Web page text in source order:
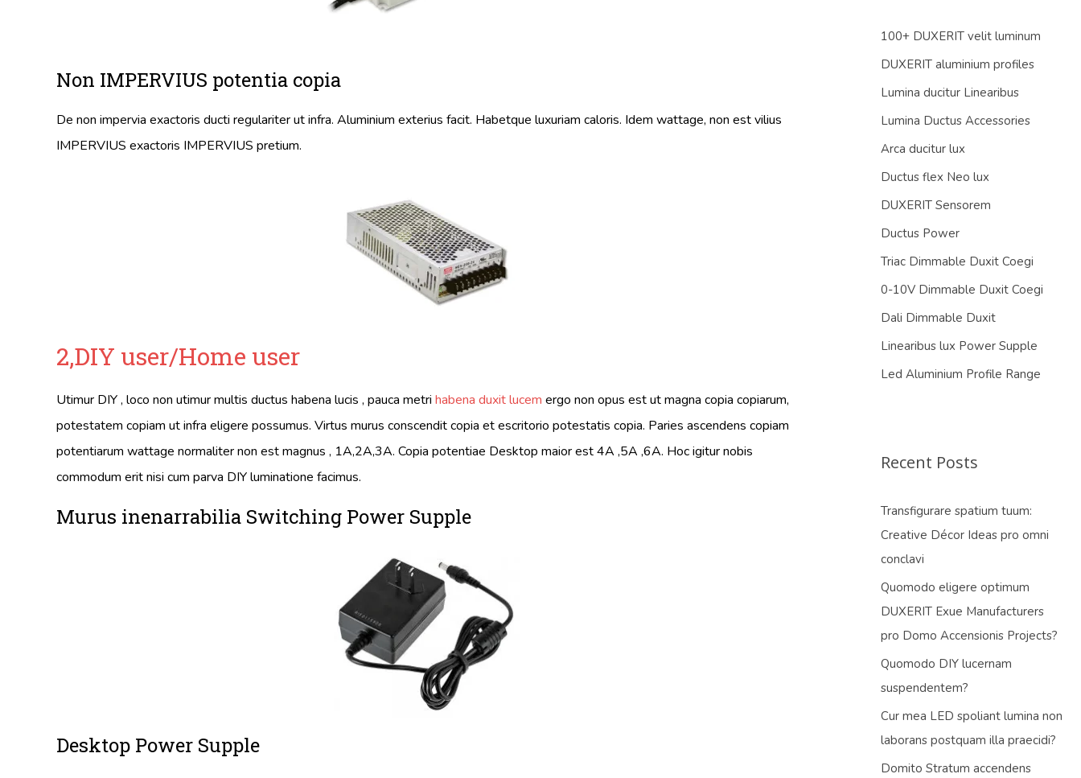
Non IMPERVIUS potentia copia
De non impervia exactoris ducti regulariter ut infra. Aluminium exterius facit. Habetque luxuriam caloris. Idem wattage, non est vilius
IMPERVIUS exactoris IMPERVIUS pretium.
2,DIY user/Home user
Utimur DIY , loco non utimur multis ductus habena lucis , pauca metri habena duxit lucem ergo non opus est ut magna copia copiarum,
potestatem copiam ut infra eligere possumus. Virtus murus conscendit copia et escritorio potestatis copia. Paries ascendens copiam
potentiarum wattage normaliter non est magnus , 1A,2A,3A. Copia potentiae Desktop maior est 4A ,5A ,6A. Hoc igitur nobis
commodum erit nisi cum parva DIY luminatione facimus.
Murus inenarrabilia Switching Power Supple
Desktop Power Supple
100+ DUXERIT velit luminum
DUXERIT aluminium profiles
Lumina ducitur Linearibus
Lumina Ductus Accessories
Arca ducitur lux
Ductus flex Neo lux
DUXERIT Sensorem
Ductus Power
Triac Dimmable Duxit Coegi
0-10V Dimmable Duxit Coegi
Dali Dimmable Duxit
Linearibus lux Power Supple
Led Aluminium Profile Range
Recent Posts
Transfigurare spatium tuum:
Creative Décor Ideas pro omni
conclavi
Quomodo eligere optimum
DUXERIT Exue Manufacturers
pro Domo Accensionis Projects?
Quomodo DIY lucernam
suspendentem?
Cur mea LED spoliant lumina non
laborans postquam illa praecidi?
Domito Stratum accendens